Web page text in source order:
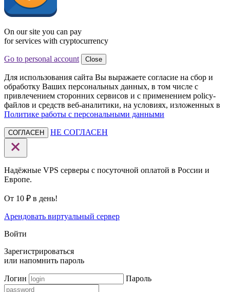
On our site you can pay
for services with cryptocurrency
Go to personal account Close
Для использования сайта Вы выражаете согласие на сбор и
обработку Ваших персональных данных, в том числе с
привлечением сторонних сервисов и с применением policy-
файлов и средств веб-аналитики, на условиях, изложенных в
Политике работы с персональными данными
СОГЛАСЕН НЕ СОГЛАСЕН
Надёжные VPS серверы с посуточной оплатой в России и
Европе.
От 10 ₽ в день!
Арендовать виртуальный сервер
Войти
Зарегистрироваться
или напомнить пароль
Логин Пароль